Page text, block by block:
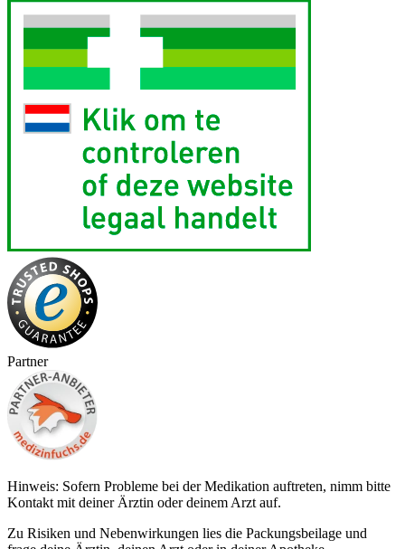
Partner
Hinweis: Sofern Probleme bei der Medikation auftreten, nimm bitte
Kontakt mit deiner Ärztin oder deinem Arzt auf.
Zu Risiken und Nebenwirkungen lies die Packungsbeilage und